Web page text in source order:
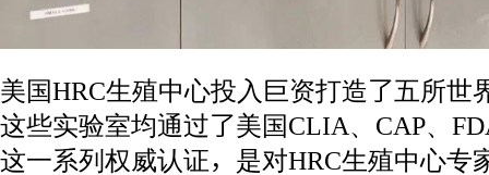
美国HRC生殖中心投入巨资打造了五所世
这些实验室均通过了美国CLIA、CAP、
这一系列权威认证，是对HRC生殖中心专